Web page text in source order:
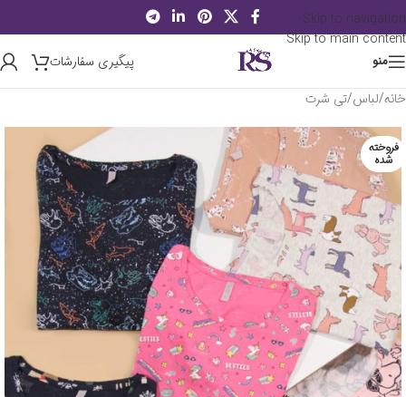
Skip to navigation
Skip to main content
منو
پیگیری سفارشات
خانه/لباس/تی شرت
فروخته
شده